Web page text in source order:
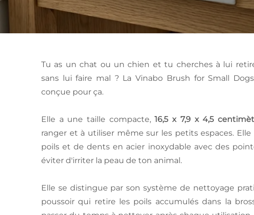
Tu as un chat ou un chien et tu cherches à lui
sans lui faire mal ? La Vinabo Brush for Small
conçue pour ça.
Elle a une taille compacte,16,5 x 7,9 x 4,5
ranger et à utiliser même sur les petits espaces.
poils et de dents en acier inoxydable avec des
éviter d'irriter la peau de ton animal.
Elle se distingue par son système de nettoyage
poussoir qui retire les poils accumulés dans la